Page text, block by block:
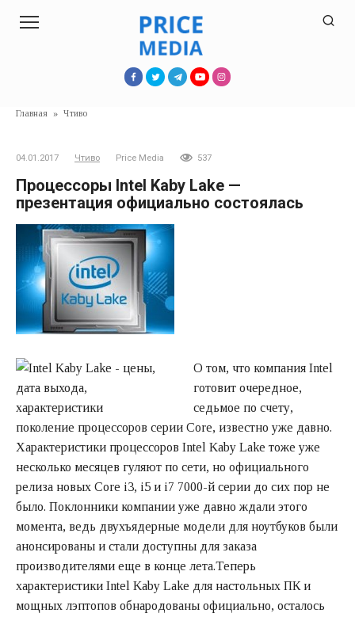
Главная » Чтиво
04.01.2017 Чтиво Price Media 537
Процессоры Intel Kaby Lake —
презентация официально состоялась
О том, что компания Intel
готовит очередное,
седьмое по счету,
поколение процессоров серии Core, известно уже давно.
Характеристики процессоров Intel Kaby Lake тоже уже
несколько месяцев гуляют по сети, но официального
релиза новых Core i3, i5 и i7 7000-й серии до сих пор не
было. Поклонники компании уже давно ждали этого
момента, ведь двухъядерные модели для ноутбуков были
анонсированы и стали доступны для заказа
производителями еще в конце лета.Теперь
характеристики Intel Kaby Lake для настольных ПК и
мощных лэптопов обнародованы официально, осталось